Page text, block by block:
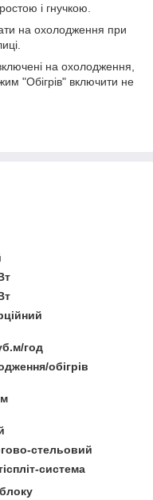
і гнучкою.
на охолодження при
на охолодження,
"Обігрів" включити не
год
обігрів
стельовий
система